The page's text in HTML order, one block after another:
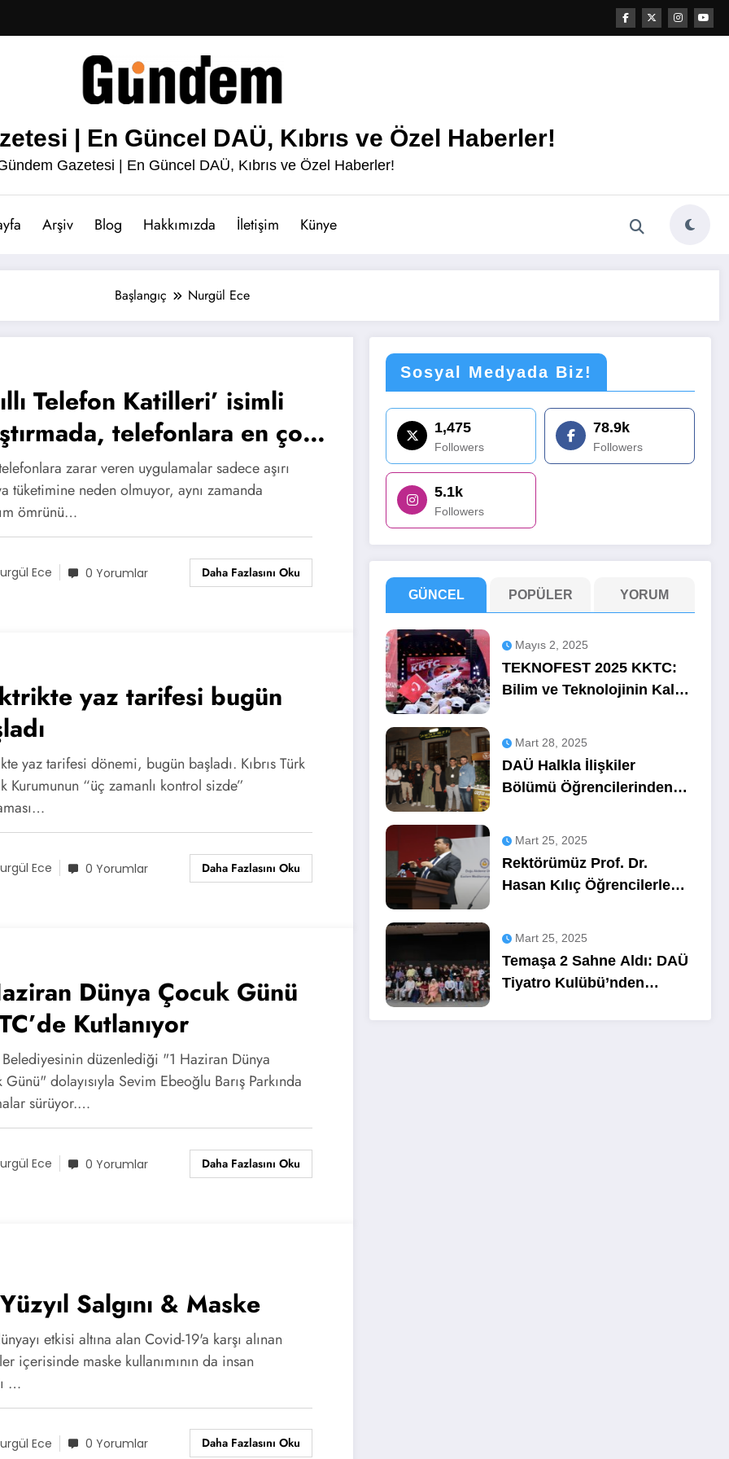
| En Güncel DAÜ, Kıbrıs ve Özel Haberler!
Gazetesi | En Güncel DAÜ, Kıbrıs ve Özel Haberler!
Arşiv Blog Hakkımızda İletişim Künye
Başlangıç Nurgül Ece
Telefon Katilleri’ isimli
telefonlara en çok
veren uygulamalar
zarar veren uygulamalar sadece aşırı
tüketimine neden olmuyor, aynı zamanda
ömrünü…
Ece 0 Yorumlar Daha Fazlasını Oku
yaz tarifesi bugün
yaz tarifesi dönemi, bugün başladı. Kıbrıs Türk
Kurumunun “üç zamanlı kontrol sizde”
Ece 0 Yorumlar Daha Fazlasını Oku
Dünya Çocuk Günü
Kutlanıyor
düzenlediği "1 Haziran Dünya
dolayısıyla Sevim Ebeoğlu Barış Parkında
sürüyor.…
Ece 0 Yorumlar Daha Fazlasını Oku
Salgını & Maske
etkisi altına alan Covid-19'a karşı alınan
içerisinde maske kullanımının da insan
…
Ece 0 Yorumlar Daha Fazlasını Oku
Sosyal Medyada Biz!
1,475
Followers
78.9k
Followers
5.1k
Followers
GÜNCEL POPÜLER YORUM
Mayıs 2, 2025
TEKNOFEST 2025 KKTC:
Bilim ve Teknolojinin Kalbi
Mart 28, 2025
DAÜ Halkla İlişkiler
Bölümü Öğrencilerinden
Mart 25, 2025
Rektörümüz Prof. Dr.
Hasan Kılıç Öğrencilerle
Mart 25, 2025
Temaşa 2 Sahne Aldı: DAÜ
Tiyatro Kulübü’nden